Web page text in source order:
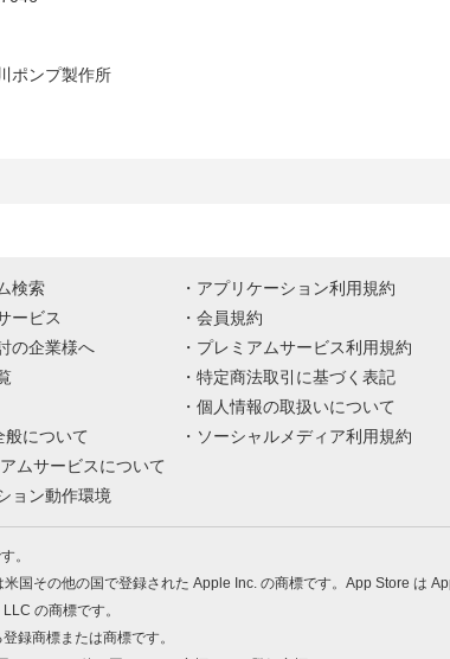
ポンプ製作所
検索
ービス
の企業様へ
般について
ムサービスについて
ョン動作環境
アプリケーション利用規約
会員規約
プレミアムサービス利用規約
特定商法取引に基づく表記
個人情報の取扱いについて
ソーシャルメディア利用規約
。
国その他の国で登録された Apple Inc. の商標です。App Store は
の商標です。
録商標または商標です。